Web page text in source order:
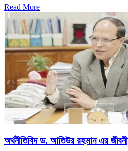
Read More
অর্থনীতিবিদ ড. আতিউর রহমান এর জীবনী